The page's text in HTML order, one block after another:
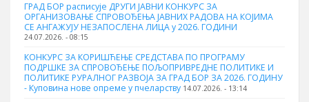
ГРАД БОР расписује ДРУГИ ЈАВНИ КОНКУРС ЗА
ОРГАНИЗОВАЊЕ СПРОВОЂЕЊА ЈАВНИХ РАДОВА НА КОЈИМА
СЕ АНГАЖУЈУ НЕЗАПОСЛЕНА ЛИЦА у 2026. ГОДИНИ
24.07.2026. - 08:15
КОНКУРС ЗА КОРИШЋЕЊЕ СРЕДСТАВА ПО ПРОГРАМУ
ПОДРШКЕ ЗА СПРОВОЂЕЊЕ ПОЉОПРИВРЕДНЕ ПОЛИТИКЕ И
ПОЛИТИКЕ РУРАЛНОГ РАЗВОЈА ЗА ГРАД БОР ЗА 2026. ГОДИНУ
- Куповина нове опреме у пчеларству 14.07.2026. - 13:14